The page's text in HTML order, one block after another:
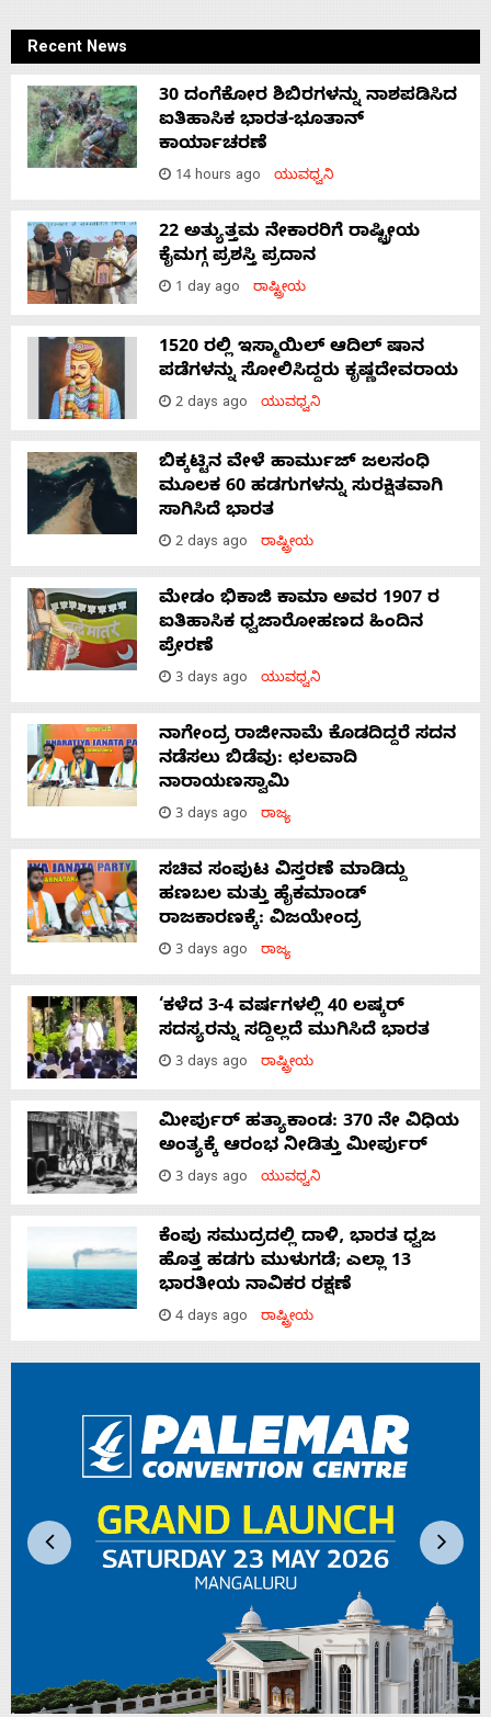
Recent News
30 ದಂಗೆಕೋರ ಶಿಬಿರಗಳನ್ನು ನಾಶಪಡಿಸಿದ
ಐತಿಹಾಸಿಕ ಭಾರತ-ಭೂತಾನ್
ಕಾರ್ಯಾಚರಣೆ
14 hours ago ಯುವಧ್ವನಿ
22 ಅತ್ಯುತ್ತಮ ನೇಕಾರರಿಗೆ ರಾಷ್ಟ್ರೀಯ
ಕೈಮಗ್ಗ ಪ್ರಶಸ್ತಿ ಪ್ರದಾನ
1 day ago ರಾಷ್ಟ್ರೀಯ
1520 ರಲ್ಲಿ ಇಸ್ಮಾಯಿಲ್ ಆದಿಲ್ ಷಾನ
ಪಡೆಗಳನ್ನು ಸೋಲಿಸಿದ್ದರು ಕೃಷ್ಣದೇವರಾಯ
2 days ago ಯುವಧ್ವನಿ
ಬಿಕ್ಕಟ್ಟಿನ ವೇಳೆ ಹಾರ್ಮುಜ್ ಜಲಸಂಧಿ
ಮೂಲಕ 60 ಹಡಗುಗಳನ್ನು ಸುರಕ್ಷಿತವಾಗಿ
ಸಾಗಿಸಿದೆ ಭಾರತ
2 days ago ರಾಷ್ಟ್ರೀಯ
ಮೇಡಂ ಭಿಕಾಜಿ ಕಾಮಾ ಅವರ 1907 ರ
ಐತಿಹಾಸಿಕ ಧ್ವಜಾರೋಹಣದ ಹಿಂದಿನ
ಪ್ರೇರಣೆ
3 days ago ಯುವಧ್ವನಿ
ನಾಗೇಂದ್ರ ರಾಜೀನಾಮೆ ಕೊಡದಿದ್ದರೆ ಸದನ
ನಡೆಸಲು ಬಿಡೆವು: ಛಲವಾದಿ
ನಾರಾಯಣಸ್ವಾಮಿ
3 days ago ರಾಜ್ಯ
ಸಚಿವ ಸಂಪುಟ ವಿಸ್ತರಣೆ ಮಾಡಿದ್ದು
ಹಣಬಲ ಮತ್ತು ಹೈಕಮಾಂಡ್
ರಾಜಕಾರಣಕ್ಕೆ: ವಿಜಯೇಂದ್ರ
3 days ago ರಾಜ್ಯ
‘ಕಳೆದ 3-4 ವರ್ಷಗಳಲ್ಲಿ 40 ಲಷ್ಕರ್
ಸದಸ್ಯರನ್ನು ಸದ್ದಿಲ್ಲದೆ ಮುಗಿಸಿದೆ ಭಾರತ
3 days ago ರಾಷ್ಟ್ರೀಯ
ಮೀರ್ಪುರ್ ಹತ್ಯಾಕಾಂಡ: 370 ನೇ ವಿಧಿಯ
ಅಂತ್ಯಕ್ಕೆ ಆರಂಭ ನೀಡಿತ್ತು ಮೀರ್ಪುರ್
3 days ago ಯುವಧ್ವನಿ
ಕೆಂಪು ಸಮುದ್ರದಲ್ಲಿ ದಾಳಿ, ಭಾರತ ಧ್ವಜ
ಹೊತ್ತ ಹಡಗು ಮುಳುಗಡೆ; ಎಲ್ಲಾ 13
ಭಾರತೀಯ ನಾವಿಕರ ರಕ್ಷಣೆ
4 days ago ರಾಷ್ಟ್ರೀಯ